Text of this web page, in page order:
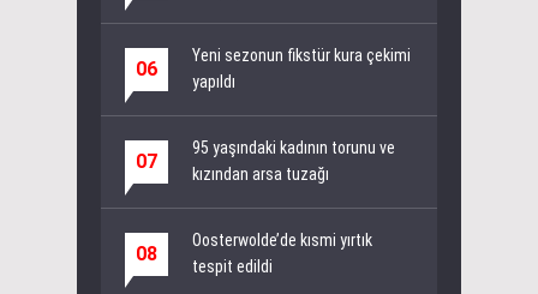
06
Yeni sezonun fikstür kura çekimi
yapıldı
07
95 yaşındaki kadının torunu ve
kızından arsa tuzağı
08
Oosterwolde’de kısmi yırtık
tespit edildi